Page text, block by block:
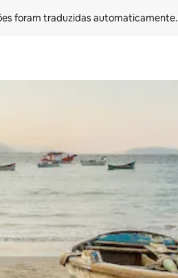
foram traduzidas automaticamente.